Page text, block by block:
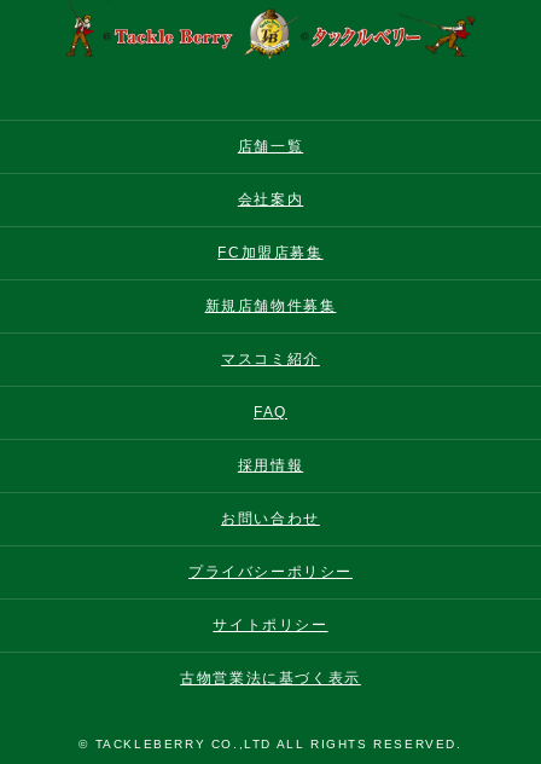
店舗一覧
会社案内
FC加盟店募集
新規店舗物件募集
マスコミ紹介
FAQ
採用情報
お問い合わせ
プライバシーポリシー
サイトポリシー
古物営業法に基づく表示
© TACKLEBERRY CO.,LTD ALL RIGHTS RESERVED.